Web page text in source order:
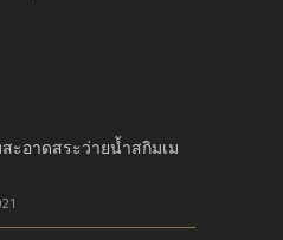
อาดสระว่ายน้ำสกิมเม